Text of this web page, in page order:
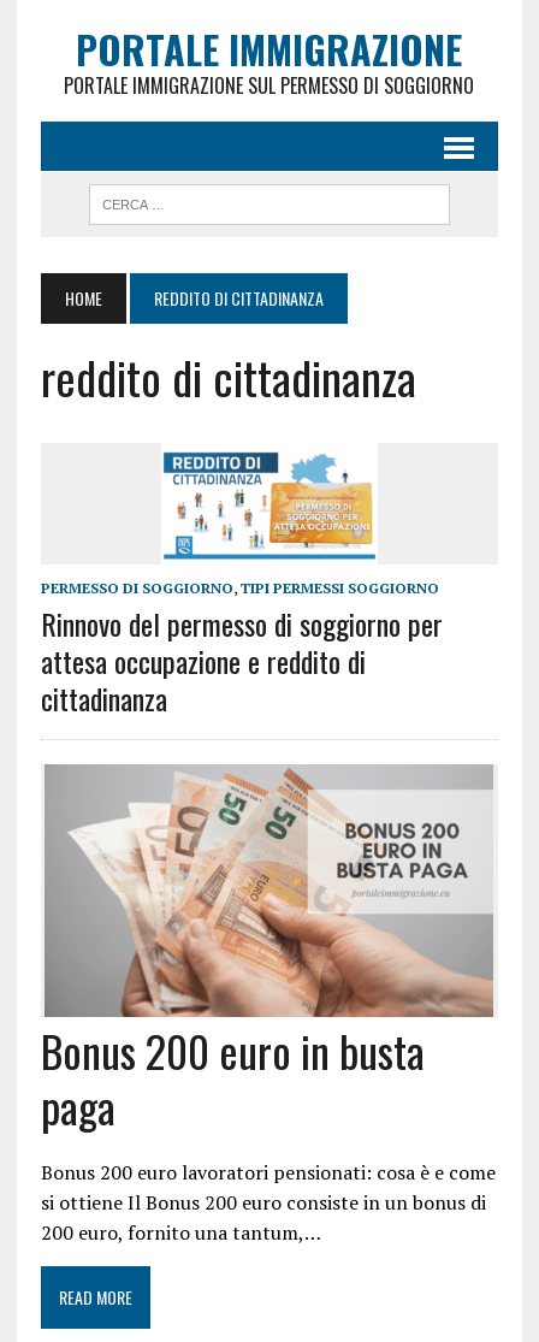
PORTALE IMMIGRAZIONE
PORTALE IMMIGRAZIONE SUL PERMESSO DI SOGGIORNO
HOME REDDITO DI CITTADINANZA
reddito di cittadinanza
PERMESSO DI SOGGIORNO, TIPI PERMESSI SOGGIORNO
Rinnovo del permesso di soggiorno per
attesa occupazione e reddito di
cittadinanza
Bonus 200 euro in busta
paga
Bonus 200 euro lavoratori pensionati: cosa è e come
si ottiene Il Bonus 200 euro consiste in un bonus di
200 euro, fornito una tantum,…
READ MORE